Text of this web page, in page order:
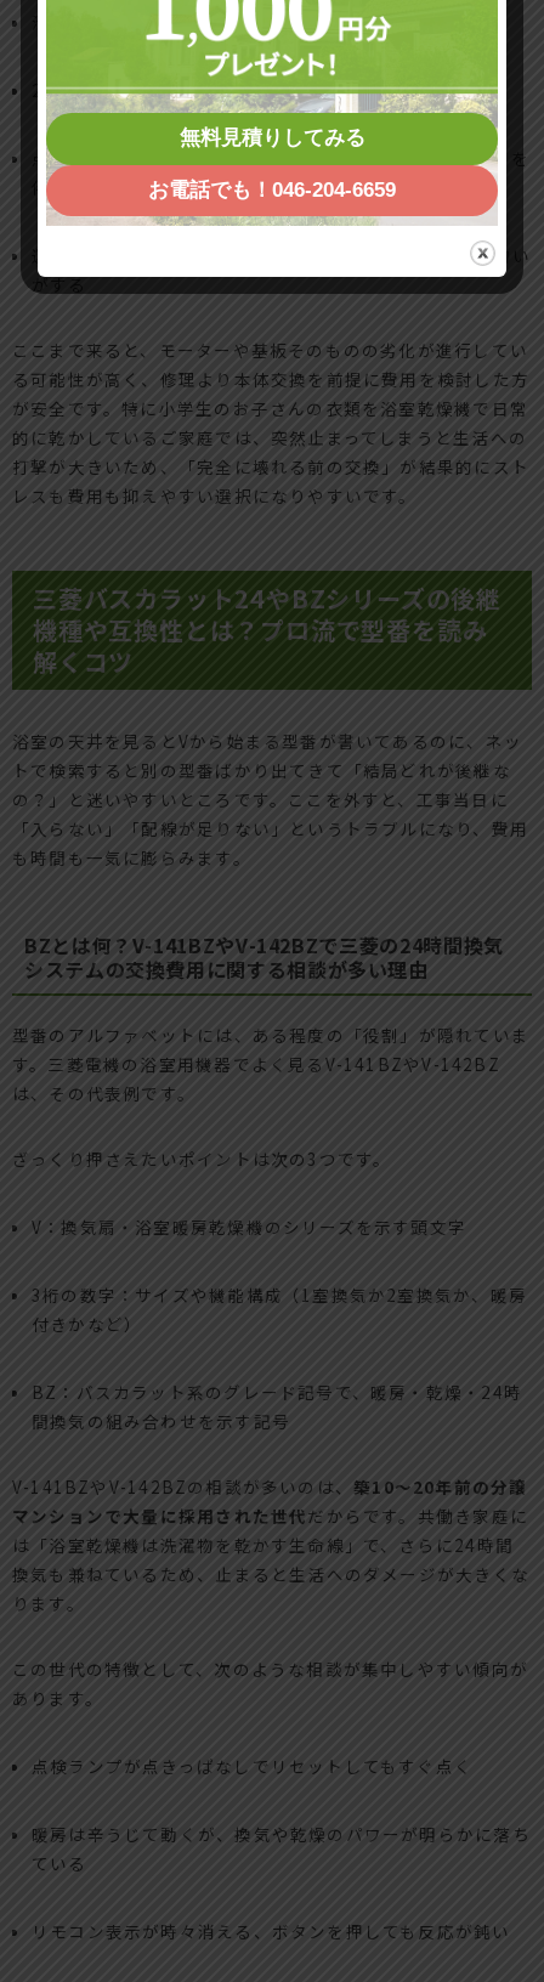
清掃しても異音が続き、振動で天井がビリビリする
24時間換気を回しても、翌朝の浴室が常に結露だらけ
点検ランプを何度リセットしても再点灯し、エラーコードを
伴う
運転が突然止まる・ブレーカーが落ちる・焦げたような匂い
がする
ここまで来ると、モーターや基板そのものの劣化が進行してい
る可能性が高く、修理より本体交換を前提に費用を検討した方
が安全です。特に小学生のお子さんの衣類を浴室乾燥機で日常
的に乾かしているご家庭では、突然止まってしまうと生活への
打撃が大きいため、「完全に壊れる前の交換」が結果的にスト
レスも費用も抑えやすい選択になりやすいです。
三菱バスカラット24やBZシリーズの後継
機種や互換性とは？プロ流で型番を読み
解くコツ
浴室の天井を見るとVから始まる型番が書いてあるのに、ネッ
トで検索すると別の型番ばかり出てきて「結局どれが後継な
の？」と迷いやすいところです。ここを外すと、工事当日に
「入らない」「配線が足りない」というトラブルになり、費用
も時間も一気に膨らみます。
BZとは何？V-141BZやV-142BZで三菱の24時間換気
システムの交換費用に関する相談が多い理由
型番のアルファベットには、ある程度の「役割」が隠れていま
す。三菱電機の浴室用機器でよく見るV-141BZやV-142BZ
は、その代表例です。
ざっくり押さえたいポイントは次の3つです。
V：換気扇・浴室暖房乾燥機のシリーズを示す頭文字
3桁の数字：サイズや機能構成（1室換気か2室換気か、暖房
付きかなど）
BZ：バスカラット系のグレード記号で、暖房・乾燥・24時
間換気の組み合わせを示す記号
V-141BZやV-142BZの相談が多いのは、築10〜20年前の分譲
マンションで大量に採用された世代だからです。共働き家庭に
は「浴室乾燥機は洗濯物を乾かす生命線」で、さらに24時間
換気も兼ねているため、止まると生活へのダメージが大きくな
ります。
この世代の特徴として、次のような相談が集中しやすい傾向が
あります。
点検ランプが点きっぱなしでリセットしてもすぐ点く
暖房は辛うじて動くが、換気や乾燥のパワーが明らかに落ち
ている
リモコン表示が時々消える、ボタンを押しても反応が鈍い
無料見積りしてみる
お電話でも！046-204-6659